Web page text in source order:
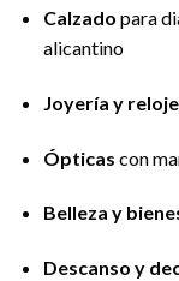
Calzado para
alicantino
Joyería y
Ópticas con
Belleza y
Descanso y